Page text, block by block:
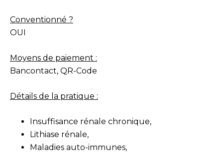
Conventionné ?
OUI
Moyens de paiement :
Bancontact, QR-Code
Détails de la pratique :
Insuffisance rénale chronique,
Lithiase rénale,
Maladies auto-immunes,